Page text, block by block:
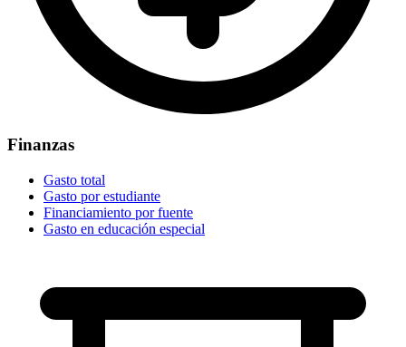
Finanzas
Gasto total
Gasto por estudiante
Financiamiento por fuente
Gasto en educación especial